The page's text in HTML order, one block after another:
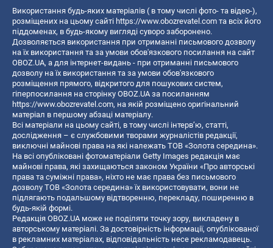
Використання будь-яких матеріалів ( в тому числі фото- та відео-),
розміщених на цьому сайті https://www.obozrevatel.com та всіх його
піддоменах, в будь-якому вигляді суворо заборонено.
Дозволяється використання при отриманні письмового дозволу
на їх використання та за умови обов'язкового посилання на сайт
OBOZ.UA, а для інтернет-видань - при отриманні письмового
дозволу на їх використання та за умови обов'язкового
розміщення прямого, відкритого для пошукових систем,
гіперпосилання на сторінку OBOZ.UA за посиланням
https://www.obozrevatel.com, на якій розміщено оригінальний
матеріал в першому абзаці матеріалу.
Всі матеріали на цьому сайті, в тому числі інтерв’ю, статті,
дослідження – є службовими творами журналістів редакції,
виключні майнові права на які належать ТОВ «Золота середина».
На всі опубліковані фотоматеріали Getty Images редакція має
майнові права, які захищаються законом України «Про авторські
права та суміжні права», ніхто не має права без письмового
дозволу ТОВ «Золота середина» їх використовувати, вони не
підлягають подальшому відтворенню, перекладу, поширенню в
будь-якій формі.
Редакція OBOZ.UA може не поділяти точку зору, викладену в
авторському матеріалі. За достовірність інформації, опублікованої
в рекламних матеріалах, відповідальність несе рекламодавець.